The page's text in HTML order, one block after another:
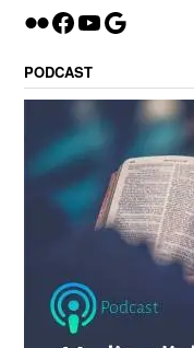
Flickr
Facebook
YouTube
Google
PODCAST